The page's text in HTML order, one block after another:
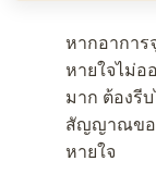
หากอาการ
หายใจไม่อ
มาก ต้องรี
สัญญาณขอ
หายใจ